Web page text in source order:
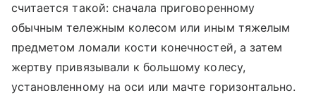
считается такой: сначала приговоренному
обычным тележным колесом или иным тяжелым
предметом ломали кости конечностей, а затем
жертву привязывали к большому колесу,
установленному на оси или мачте горизонтально.